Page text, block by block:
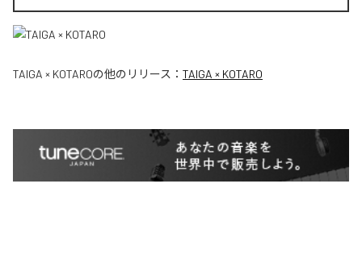
TAIGA × KOTAROの他のリリース： TAIGA × KOTARO